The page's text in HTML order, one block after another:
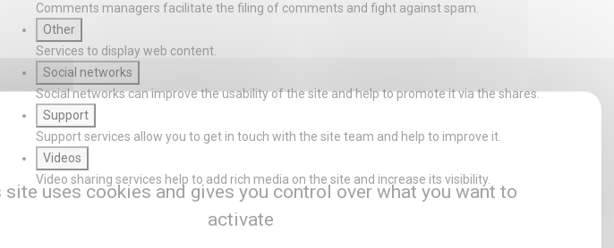
Comments managers facilitate the filing of comments and fight against spam.
Other
Services to display web content.
Social networks
Social networks can improve the usability of the site and help to promote it via the shares.
Support
Support services allow you to get in touch with the site team and help to improve it.
Videos
Video sharing services help to add rich media on the site and increase its visibility.
site uses cookies and gives you control over what you want to
activate